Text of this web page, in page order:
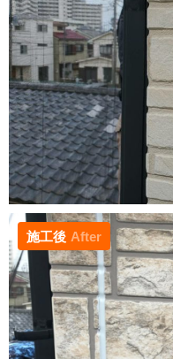
施工後 After